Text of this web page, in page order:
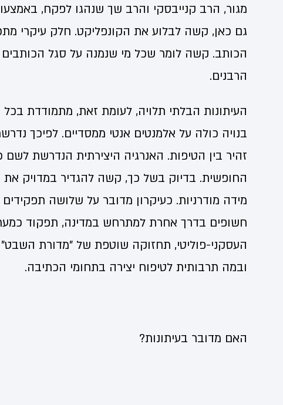
מגור, הרב קנייבסקי והרב שך שנהגו לפקח,
גם כאן, קשה לבלוע את הקונפליקט. חלק עיקרי
הכותב. קשה לומר שכל מי שנמנה על סגל הכותבים
הרבנים.
העיתונות הבלתי תלויה, לעומת זאת, מתמודדת
בנויה כולה על אלמנטים אנטי ממסדיים. לפיכך
זהיר בין הטיפות. האנרגיה היצירתית הנדרשת
החופשית. בדיוק בשל כך, קשה להגדיר במדויק את
מידה מודרניות. כעיקרון מדובר על שלושה
חשופים בדרך אחרת למתרחש במדינה, תפקוד
העסקני-פוליטי, תחזוקה שוטפת של "מדורת
ובמה תרבותית לטיפוח יצירה בתחומי הכתיבה.
האם מדובר בעיתונות?